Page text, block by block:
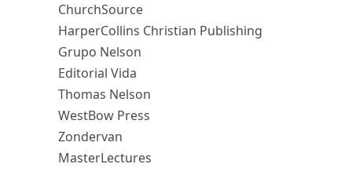
ChurchSource
HarperCollins Christian Publishing
Grupo Nelson
Editorial Vida
Thomas Nelson
WestBow Press
Zondervan
MasterLectures